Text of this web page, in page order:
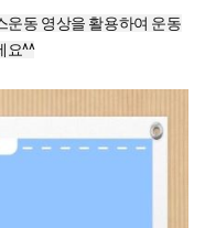
운동 영상을 활용하여 운동
요^^